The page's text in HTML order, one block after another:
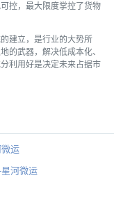
控，最大限度掌控了货物
建立，是行业的大势所
的武器，解决低成本化、
利用好是决定未来占据市
运
河微运